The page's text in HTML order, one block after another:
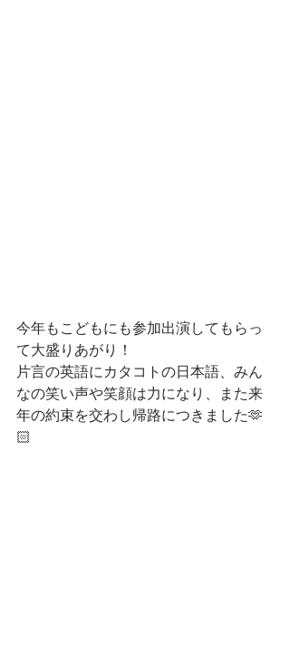
今年もこどもにも参加出演してもらっ
て大盛りあがり！
片言の英語にカタコトの日本語、みん
なの笑い声や笑顔は力になり、また来
年の約束を交わし帰路につきました🫶
🏻